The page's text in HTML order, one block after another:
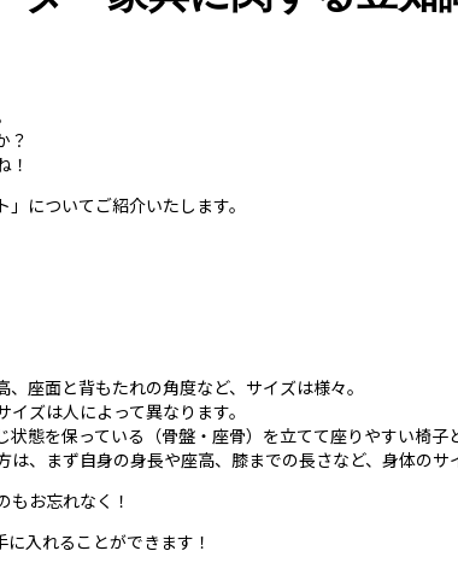
？
！
についてご紹介いたします。
座面と背もたれの角度など、サイズは様々。
ズは人によって異なります。
態を保っている（骨盤・座骨）を立てて座りやすい椅子
は、まず自身の身長や座高、膝までの長さなど、身体のサ
お忘れなく！
入れることができます！